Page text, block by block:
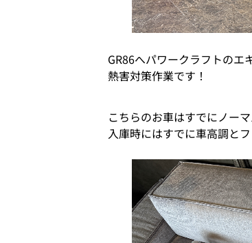
GR86へパワークラフトのエ
熱害対策作業です！
こちらのお車はすでにノー
入庫時にはすでに車高調と